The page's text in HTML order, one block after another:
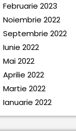
Februarie 2023
Noiembrie 2022
Septembrie 2022
Iunie 2022
Mai 2022
Aprilie 2022
Martie 2022
Ianuarie 2022